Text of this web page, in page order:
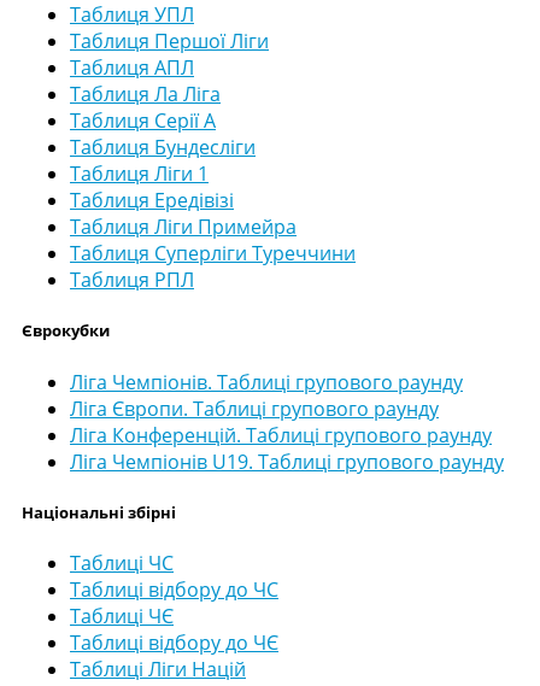
Таблиця УПЛ
Таблиця Першої Ліги
Таблиця АПЛ
Таблиця Ла Ліга
Таблиця Серії А
Таблиця Бундесліги
Таблиця Ліги 1
Таблиця Ередівізі
Таблиця Ліги Примейра
Таблиця Суперліги Туреччини
Таблиця РПЛ
Єврокубки
Ліга Чемпіонів. Таблиці групового раунду
Ліга Європи. Таблиці групового раунду
Ліга Конференцій. Таблиці групового раунду
Ліга Чемпіонів U19. Таблиці групового раунду
Національні збірні
Таблиці ЧС
Таблиці відбору до ЧС
Таблиці ЧЄ
Таблиці відбору до ЧЄ
Таблиці Ліги Націй